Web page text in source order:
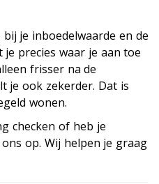
je inboedelwaarde en de
je precies waar je aan toe
frisser na de
je ook zekerder. Dat is
wonen.
checken of heb je
op. Wij helpen je graag